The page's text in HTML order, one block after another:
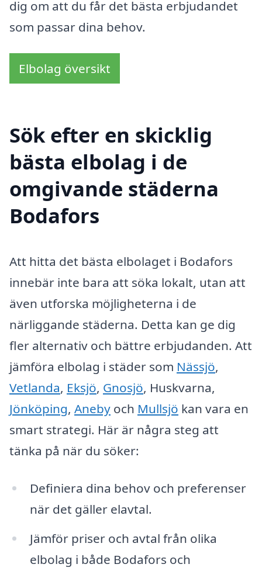
dig om att du får det bästa erbjudandet
som passar dina behov.
Elbolag översikt
Sök efter en skicklig
bästa elbolag i de
omgivande städerna
Bodafors
Att hitta det bästa elbolaget i Bodafors
innebär inte bara att söka lokalt, utan att
även utforska möjligheterna i de
närliggande städerna. Detta kan ge dig
fler alternativ och bättre erbjudanden. Att
jämföra elbolag i städer som Nässjö,
Vetlanda, Eksjö, Gnosjö, Huskvarna,
Jönköping, Aneby och Mullsjö kan vara en
smart strategi. Här är några steg att
tänka på när du söker:
Definiera dina behov och preferenser
när det gäller elavtal.
Jämför priser och avtal från olika
elbolag i både Bodafors och